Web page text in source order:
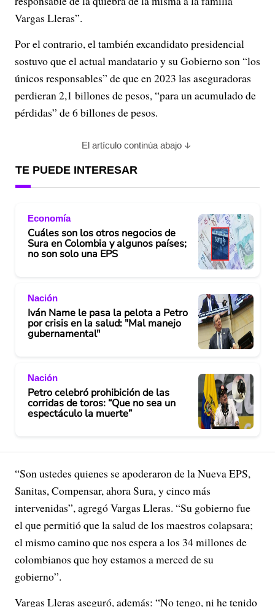
Vargas Lleras”.
Por el contrario, el también excandidato presidencial
sostuvo que el actual mandatario y su Gobierno son “los
únicos responsables” de que en 2023 las aseguradoras
perdieran 2,1 billones de pesos, “para un acumulado de
pérdidas” de 6 billones de pesos.
El artículo continúa abajo
TE PUEDE INTERESAR
Economía
Cuáles son los otros negocios de
Sura en Colombia y algunos países;
no son solo una EPS
Nación
Iván Name le pasa la pelota a Petro
por crisis en la salud: "Mal manejo
gubernamental"
Nación
Petro celebró prohibición de las
corridas de toros: “Que no sea un
espectáculo la muerte”
“Son ustedes quienes se apoderaron de la Nueva EPS,
Sanitas, Compensar, ahora Sura, y cinco más
intervenidas”, agregó Vargas Lleras. “Su gobierno fue
el que permitió que la salud de los maestros colapsara;
el mismo camino que nos espera a los 34 millones de
colombianos que hoy estamos a merced de su
gobierno”.
Vargas Lleras aseguró, además: “No tengo, ni he tenido